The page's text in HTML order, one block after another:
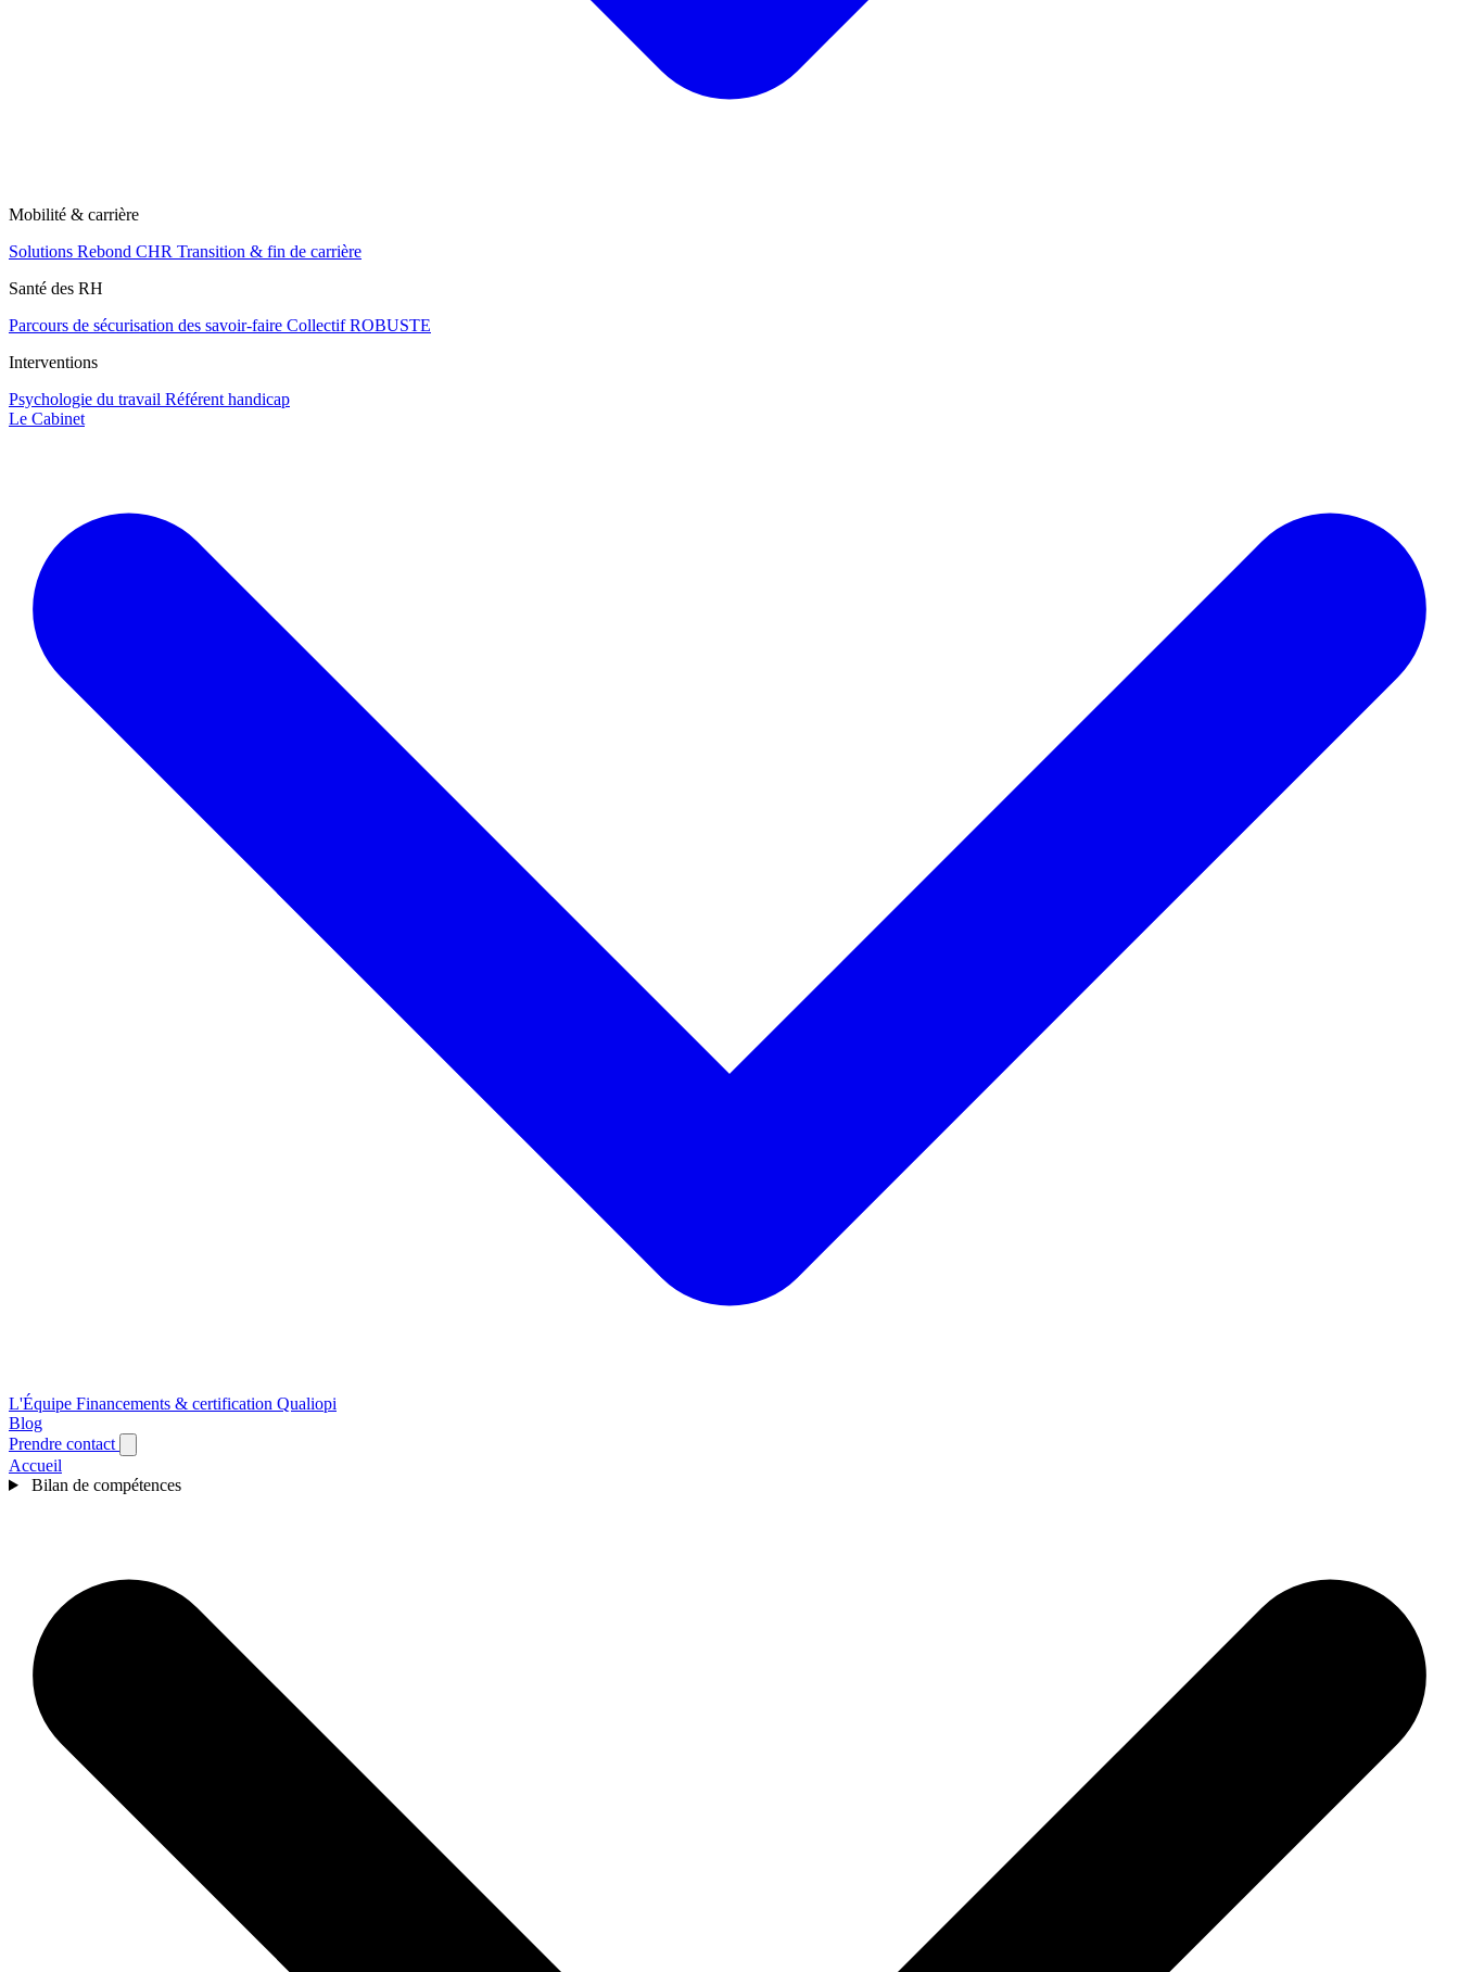
Mobilité & carrière
Solutions Rebond CHR Transition & fin de carrière
Santé des RH
Parcours de sécurisation des savoir-faire Collectif ROBUSTE
Interventions
Psychologie du travail Référent handicap
Le Cabinet
L'Équipe Financements & certification Qualiopi
Blog
Prendre contact
Accueil
Bilan de compétences